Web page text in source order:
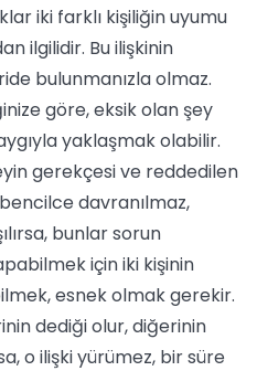
iki farklı kişiliğin uyumu
ilgilidir. Bu ilişkinin
bulunmanızla olmaz.
göre, eksik olan şey
yaklaşmak olabilir.
gerekçesi ve reddedilen
davranılmaz,
bunlar sorun
için iki kişinin
esnek olmak gerekir.
dediği olur, diğerinin
o ilişki yürümez, bir süre